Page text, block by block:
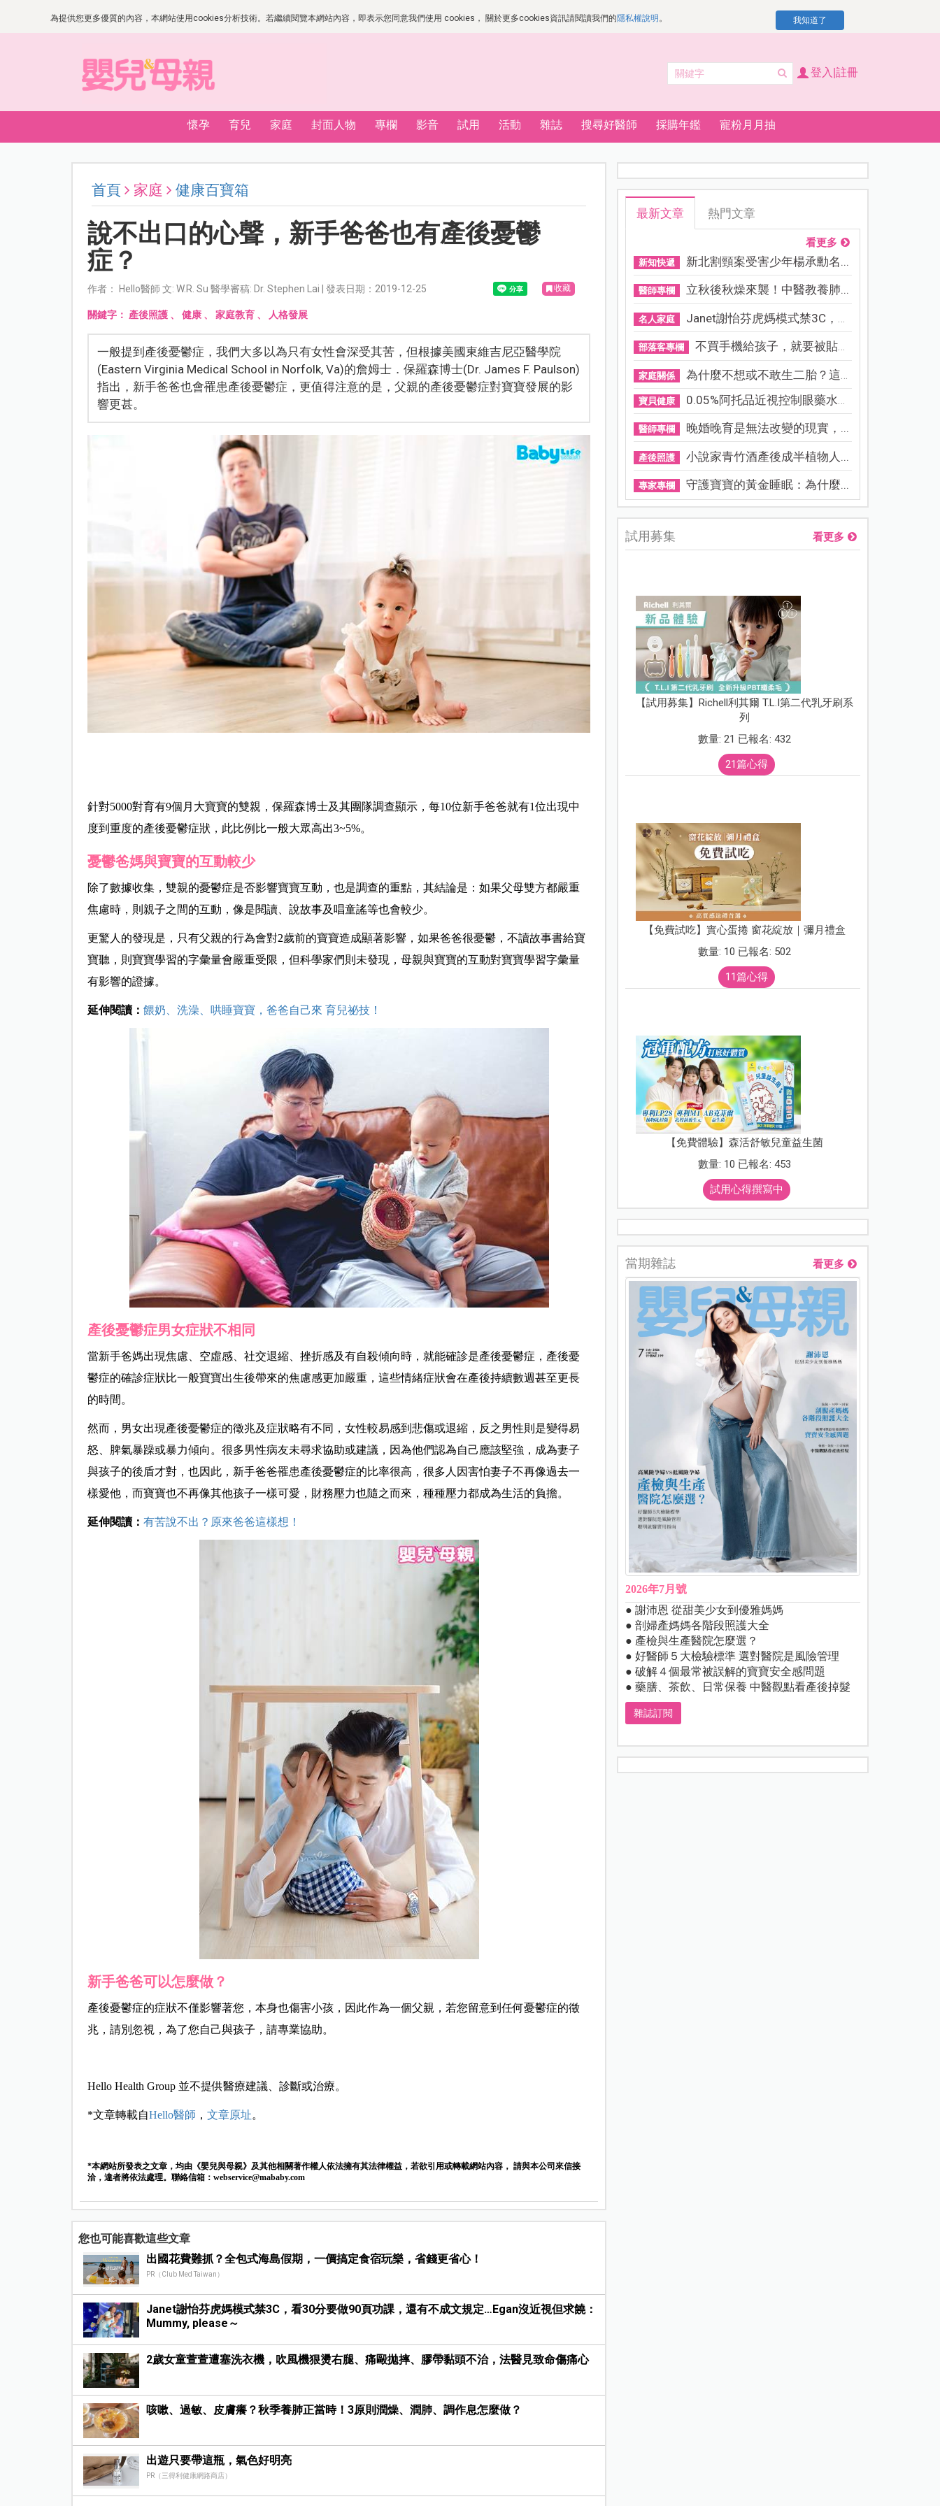
為提供您更多優質的內容，本網站使用cookies分析技術。若繼續閱覽本網站內容，即表示您同意我們使用 cookies， 關於更多cookies資訊請閱讀我們的隱私權說明 。 我知道了
登入|註冊
懷孕 育兒 家庭 封面人物 專欄 影音 試用 活動 雜誌 搜尋好醫師 採購年鑑 寵粉月月抽
首頁 家庭 健康百寶箱
說不出口的心聲，新手爸爸也有產後憂鬱
症？
作者： Hello醫師 文: W.R. Su 醫學審稿: Dr. Stephen Lai | 發表日期：2019-12-25 收藏
關鍵字： 產後照護、 健康、 家庭教育、 人格發展
一般提到產後憂鬱症，我們大多以為只有女性會深受其苦，但根據美國東維吉尼亞醫學院
(Eastern Virginia Medical School in Norfolk, Va)的詹姆士．保羅森博士(Dr. James F. Paulson)
指出，新手爸爸也會罹患產後憂鬱症，更值得注意的是，父親的產後憂鬱症對寶寶發展的影
響更甚。
針對5000對育有9個月大寶寶的雙親，保羅森博士及其團隊調查顯示，每10位新手爸爸就有1位出現中
度到重度的產後憂鬱症狀，此比例比一般大眾高出3~5%。
憂鬱爸媽與寶寶的互動較少
除了數據收集，雙親的憂鬱症是否影響寶寶互動，也是調查的重點，其結論是：如果父母雙方都嚴重
焦慮時，則親子之間的互動，像是閱讀、說故事及唱童謠等也會較少。
更驚人的發現是，只有父親的行為會對2歲前的寶寶造成顯著影響，如果爸爸很憂鬱，不讀故事書給寶
寶聽，則寶寶學習的字彙量會嚴重受限，但科學家們則未發現，母親與寶寶的互動對寶寶學習字彙量
有影響的證據。
延伸閱讀： 餵奶、洗澡、哄睡寶寶，爸爸自己來 育兒祕技！
產後憂鬱症男女症狀不相同
當新手爸媽出現焦慮、空虛感、社交退縮、挫折感及有自殺傾向時，就能確診是產後憂鬱症，產後憂
鬱症的確診症狀比一般寶寶出生後帶來的焦慮感更加嚴重，這些情緒症狀會在產後持續數週甚至更長
的時間。
然而，男女出現產後憂鬱症的徵兆及症狀略有不同，女性較易感到悲傷或退縮，反之男性則是變得易
怒、脾氣暴躁或暴力傾向。很多男性病友未尋求協助或建議，因為他們認為自己應該堅強，成為妻子
與孩子的後盾才對，也因此，新手爸爸罹患產後憂鬱症的比率很高，很多人因害怕妻子不再像過去一
樣愛他，而寶寶也不再像其他孩子一樣可愛，財務壓力也隨之而來，種種壓力都成為生活的負擔。
延伸閱讀： 有苦說不出？原來爸爸這樣想！
新手爸爸可以怎麼做？
產後憂鬱症的症狀不僅影響著您，本身也傷害小孩，因此作為一個父親，若您留意到任何憂鬱症的徵
兆，請別忽視，為了您自己與孩子，請專業協助。
Hello Health Group 並不提供醫療建議、診斷或治療。
*文章轉載自Hello醫師 ， 文章原址。
*本網站所發表之文章，均由《嬰兒與母親》及其他相關著作權人依法擁有其法律權益，若欲引用或轉載網站內容， 請與本公司來信接
洽，違者將依法處理。聯絡信箱： webservice@mababy.com
您也可能喜歡這些文章
出國花費難抓？全包式海島假期，一價搞定食宿玩樂，省錢更省心！
PR（Club Med Taiwan）
Janet謝怡芬虎媽模式禁3C，看30分要做90頁功課，還有不成文規定…Egan沒近視但求饒：
Mummy, please～
2歲女童萱萱遭塞洗衣機，吹風機狠燙右腿、痛毆拋摔、膠帶黏頭不治，法醫見致命傷痛心
咳嗽、過敏、皮膚癢？秋季養肺正當時！3原則潤燥、潤肺、調作息怎麼做？
出遊只要帶這瓶，氣色好明亮
PR（三得利健康網路商店）
最新文章 熱門文章
看更多
新知快遞 新北割頸案受害少年楊承勳名...
醫師專欄 立秋後秋燥來襲！中醫教養肺...
名人家庭 Janet謝怡芬虎媽模式禁3C，看...
部落客專欄 不買手機給孩子，就要被貼「...
家庭關係 為什麼不想或不敢生二胎？這8...
寶貝健康 0.05%阿托品近視控制眼藥水納...
醫師專欄 晚婚晚育是無法改變的現實，...
產後照護 小說家青竹酒產後成半植物人...
專家專欄 守護寶寶的黃金睡眠：為什麼...
試用募集 看更多
【試用募集】Richell利其爾 T.L.I第二代乳牙刷系
列
數量: 21 已報名: 432
21篇心得
【免費試吃】實心蛋捲 窗花綻放｜彌月禮盒
數量: 10 已報名: 502
11篇心得
【免費體驗】森活舒敏兒童益生菌
數量: 10 已報名: 453
試用心得撰寫中
當期雜誌 看更多
2026年7月號
● 謝沛恩 從甜美少女到優雅媽媽
● 剖婦產媽媽各階段照護大全
● 產檢與生產醫院怎麼選？
● 好醫師５大檢驗標準 選對醫院是風險管理
● 破解４個最常被誤解的寶寶安全感問題
● 藥膳、茶飲、日常保養 中醫觀點看產後掉髮
雜誌訂閱